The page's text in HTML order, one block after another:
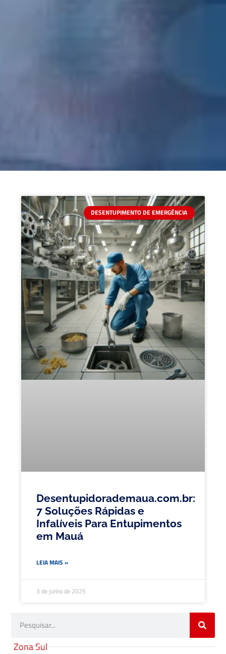
DESENTUPIMENTO DE EMERGÊNCIA
Desentupidorademaua.com.br:
7 Soluções Rápidas e
Infalíveis Para Entupimentos
em Mauá
LEIA MAIS »
3 de junho de 2025
Zona Sul